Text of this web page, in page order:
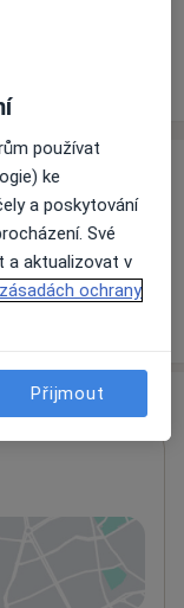
k dispozici
informace o
nové záložce
používat
ke
a poskytování
Své
a aktualizovat v
zásadách ochrany
Přijmout